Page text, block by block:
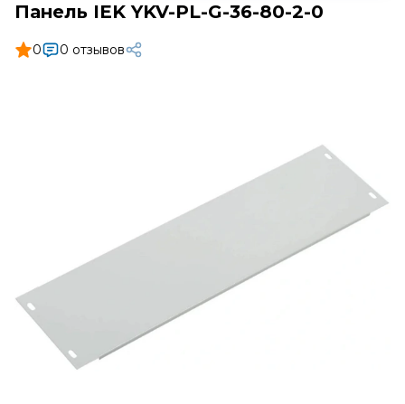
Панель IEK YKV-PL-G-36-80-2-0
0 0 отзывов